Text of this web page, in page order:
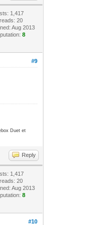
1,417
20
Aug 2013
8
#9
Duet et
Reply
1,417
20
Aug 2013
8
#10